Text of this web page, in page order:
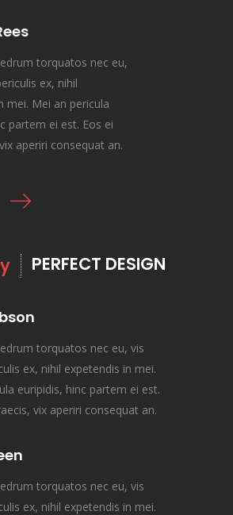
torquatos nec eu,
ex, nihil
mei. Mei an pericula
partem ei est. Eos ei
aperiri consequat an.
PERFECT DESIGN
torquatos nec eu, vis
ex, nihil expetendis in mei.
euripidis, hinc partem ei est.
vix aperiri consequat an.
torquatos nec eu, vis
ex, nihil expetendis in mei.